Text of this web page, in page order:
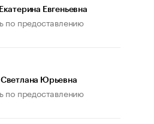
Евгеньевна
по предоставлению
Юрьевна
по предоставлению